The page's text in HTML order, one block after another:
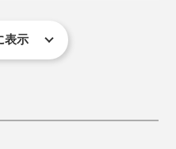
げまで妥協なくクオリテ
。
表示